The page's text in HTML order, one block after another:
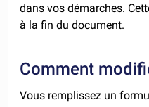
dans vos démarches.
à la fin du document.
Comment
Vous remplissez un